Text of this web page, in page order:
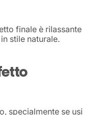
finale è rilassante
stile naturale.
specialmente se usi